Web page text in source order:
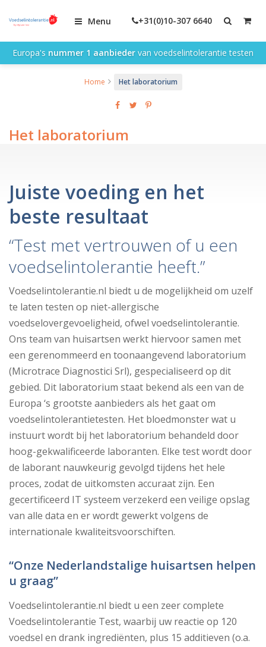
Menu +31(0)10-307 6640
Europa's nummer 1 aanbieder van voedselintolerantie testen
Home Het laboratorium
Het laboratorium
Juiste voeding en het
beste resultaat
“Test met vertrouwen of u een
voedselintolerantie heeft.”
Voedselintolerantie.nl biedt u de mogelijkheid om uzelf
te laten testen op niet-allergische
voedselovergevoeligheid, ofwel voedselintolerantie.
Ons team van huisartsen werkt hiervoor samen met
een gerenommeerd en toonaangevend laboratorium
(Microtrace Diagnostici Srl), gespecialiseerd op dit
gebied. Dit laboratorium staat bekend als een van de
Europa ‘s grootste aanbieders als het gaat om
voedselintolerantietesten. Het bloedmonster wat u
instuurt wordt bij het laboratorium behandeld door
hoog-gekwalificeerde laboranten. Elke test wordt door
de laborant nauwkeurig gevolgd tijdens het hele
proces, zodat de uitkomsten accuraat zijn. Een
gecertificeerd IT systeem verzekerd een veilige opslag
van alle data en er wordt gewerkt volgens de
internationale kwaliteitsvoorschiften.
“Onze Nederlandstalige huisartsen helpen
u graag”
Voedselintolerantie.nl biedt u een zeer complete
Voedselintolerantie Test, waarbij uw reactie op 120
voedsel en drank ingrediënten, plus 15 additieven (o.a.